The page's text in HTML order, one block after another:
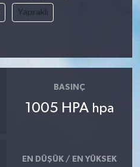
Yapraklı
BASINÇ
1005 HPA hpa
EN DÜŞÜK / EN YÜKSEK